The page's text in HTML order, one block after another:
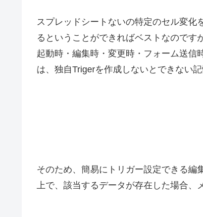
スプレッドシートないの特定のセル変化
るということができればベストなのです
起動時・編集時・変更時・フォーム送信
は、独自Trigerを作成しないとできない記
そのため、簡易にトリガー設定できる編
上で、該当するデータが存在した場合、